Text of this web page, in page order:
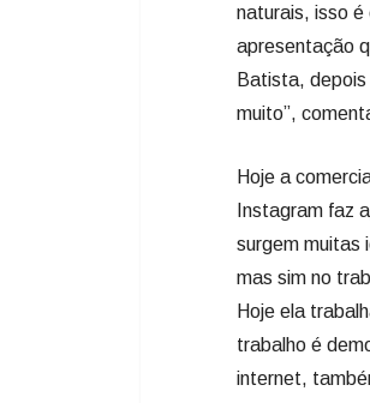
naturais, isso é
apresentação
Batista,
muito”,
Hoje a
Instagram faz
surgem muitas
mas sim no
Hoje ela
trabalho é
internet,